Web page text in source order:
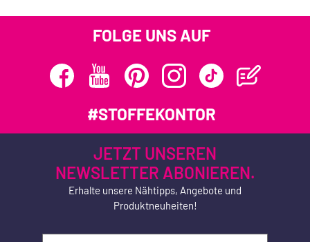
FOLGE UNS AUF
#STOFFEKONTOR
JETZT UNSEREN
NEWSLETTER ABONIEREN.
Erhalte unsere Nähtipps, Angebote und
Produktneuheiten!